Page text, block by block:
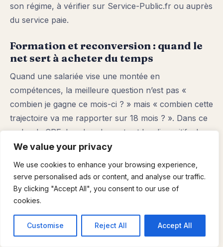
We value your privacy
We use cookies to enhance your browsing experience,
serve personalised ads or content, and analyse our traffic.
By clicking "Accept All", you consent to our use of
cookies.
Customise Reject All Accept All
son régime, à vérifier sur Service-Public.fr ou auprès
du service paie.
Formation et reconversion : quand le
net sert à acheter du temps
Quand une salariée vise une montée en
compétences, la meilleure question n’est pas «
combien je gagne ce mois-ci ? » mais « combien cette
trajectoire va me rapporter sur 18 mois ? ». Dans ce
cadre, le CPF, les abondements et les dispositifs de
financement sont décisifs. Une ressource structurée
pour comprendre les options et les étapes est
financer une reconversion avec le CPF : démarches
et pièges.
sortir d’un plafond salarial. À 2 500 € brut, une
hausse de 200 € brut peut sembler modeste, mais